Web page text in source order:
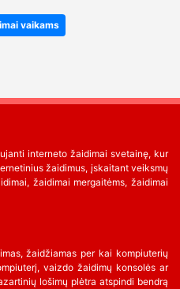
vaikams
interneto žaidimai svetainę, kur
žaidimus, įskaitant veiksmų
žaidimai mergaitėms, žaidimai
žaidžiamas per kai kompiuterių
vaizdo žaidimų konsolės ar
lošimų plėtra atspindi bendrą